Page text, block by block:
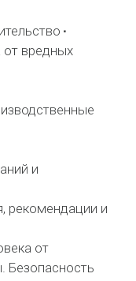
от вредных
и
рекомендации и
от
Безопасность